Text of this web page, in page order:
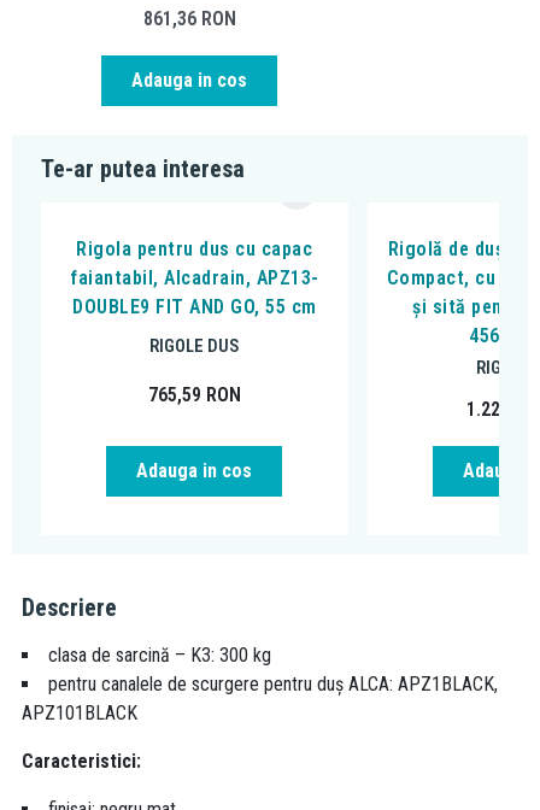
861,36 RON
Adauga in cos
Te-ar putea interesa
Rigola pentru dus cu capac
faiantabil, Alcadrain, APZ13-
DOUBLE9 FIT AND GO, 55 cm
RIGOLE DUS
765,59 RON
Adauga in cos
Rigolă de duș,
Compact, cu
și sită pentru
RIGOLE
1.226,19
Adauga
Descriere
clasa de sarcină – K3: 300 kg
pentru canalele de scurgere pentru duș ALCA: APZ1BLACK,
APZ101BLACK
Caracteristici: